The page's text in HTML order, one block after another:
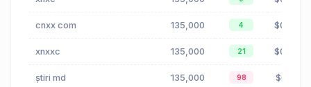
cnxx com 135,000 4 $0.00
xnxxc 135,000 21 $0.00
știri md 135,000 98 $0.16